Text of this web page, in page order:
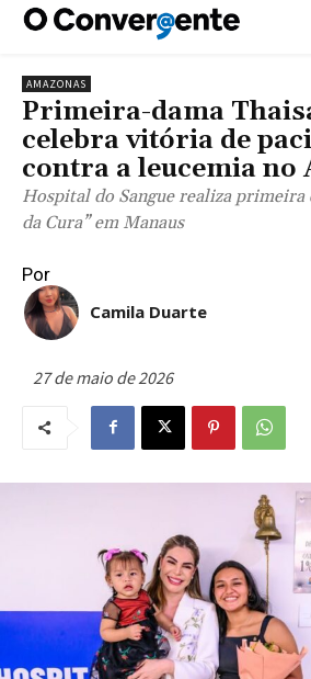
AMAZONAS
Primeira-dama
celebra vitória de
contra a leucemia no
Hospital do Sangue realiza primeira
da Cura” em Manaus
Por
Camila Duarte
27 de maio de 2026